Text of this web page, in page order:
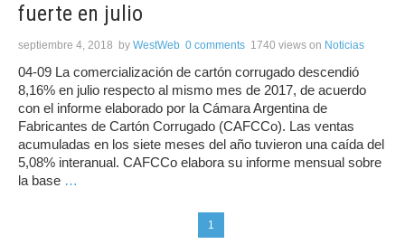
fuerte en julio
septiembre 4, 2018 by WestWeb 0 comments 1740 views on Noticias
04-09 La comercialización de cartón corrugado descendió
8,16% en julio respecto al mismo mes de 2017, de acuerdo
con el informe elaborado por la Cámara Argentina de
Fabricantes de Cartón Corrugado (CAFCCo). Las ventas
acumuladas en los siete meses del año tuvieron una caída del
5,08% interanual. CAFCCo elabora su informe mensual sobre
la base …
1